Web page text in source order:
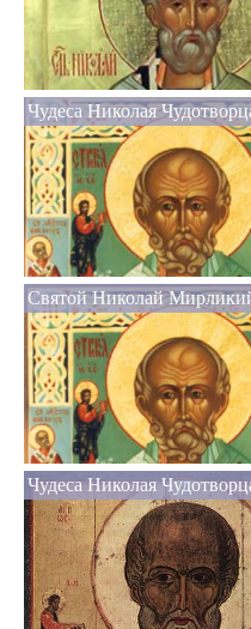
Чудеса Николая
Святой Николай
Чудеса Николая